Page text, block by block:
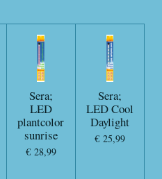
Sera;
LED
plantcolor
sunrise
€ 28,99
Sera;
LED Cool
Daylight
€ 25,99